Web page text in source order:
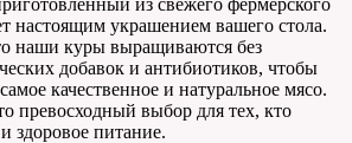
настоящим украшением вашего стола.
наши куры выращиваются без
добавок и антибиотиков, чтобы
качественное и натуральное мясо.
превосходный выбор для тех, кто
здоровое питание.